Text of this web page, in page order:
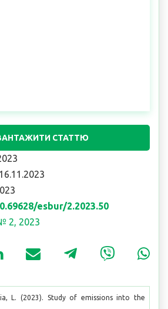
СТАТТЮ
esbur/2.2023.50
2, 2023
L. (2023). Study of emissions into the